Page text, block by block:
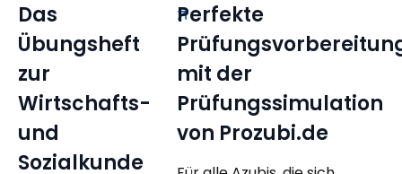
Das
Übungsheft
zur
Wirtschafts-
und
Sozialkunde
Perfekte
mit der
Prüfungssimulation
von Prozubi.de